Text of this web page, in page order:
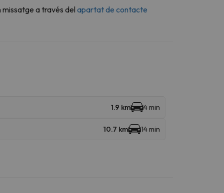
a través del apartat de contacte
1.9 km 4 min
10.7 km 14 min